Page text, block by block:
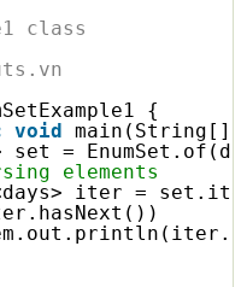
class
{
void
main(String[]
set =
elements
iter =